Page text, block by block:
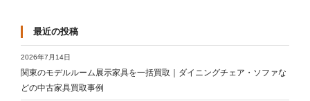
最近の投稿
関東のモデルルーム展示家具を一括買取｜ダイニングチェア・ソファな
どの中古家具買取事例
2026年7月14日